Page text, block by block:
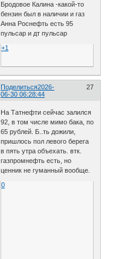
Бродовое Калина -какой-то
бензин был в наличии и газ
Анна Роснефть есть 95
пульсар и дт пульсар
+1
Поделиться 27
2026-
06-30 06:28:44
На Татнефти сейчас залился
92, в том числе мимо бака, по
65 рублей. Б..ть дожили,
пришлось пол левого берега
в пять утра объехать. втк.
газпромнефть есть, но
ценник не гуманный вообще.
0